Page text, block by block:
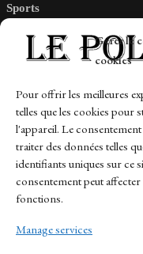
Gérer le
cookies
Pour offrir les meilleures
telles que les cookies pour
l'appareil. Le
traiter des données telles
identifiants uniques sur ce
consentement peut
fonctions.
Manage services
Sports
Links
Contact
Sitemap